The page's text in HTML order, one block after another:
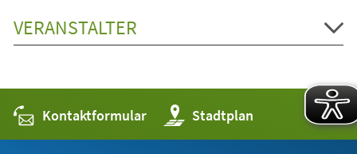
VERANSTALTER
Kontaktformular Stadtplan
(Öffnet
in
einem